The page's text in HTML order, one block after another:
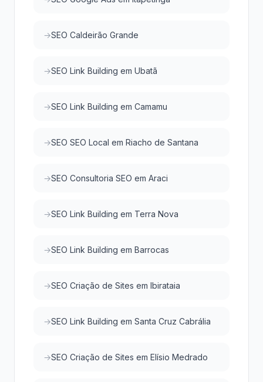
SEO Caldeirão Grande
SEO Link Building em Ubatã
SEO Link Building em Camamu
SEO SEO Local em Riacho de Santana
SEO Consultoria SEO em Araci
SEO Link Building em Terra Nova
SEO Link Building em Barrocas
SEO Criação de Sites em Ibirataia
SEO Link Building em Santa Cruz Cabrália
SEO Criação de Sites em Elísio Medrado